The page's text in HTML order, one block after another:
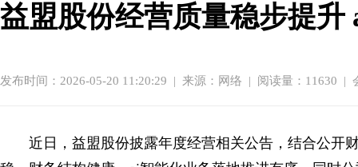
益盟股份经营质量稳步提
发布时间：2026-05-20 11:20:29 | 来源：网络 | 阅读量：11630 |
近日，益盟股份披露年度经营相关公告，结合公开